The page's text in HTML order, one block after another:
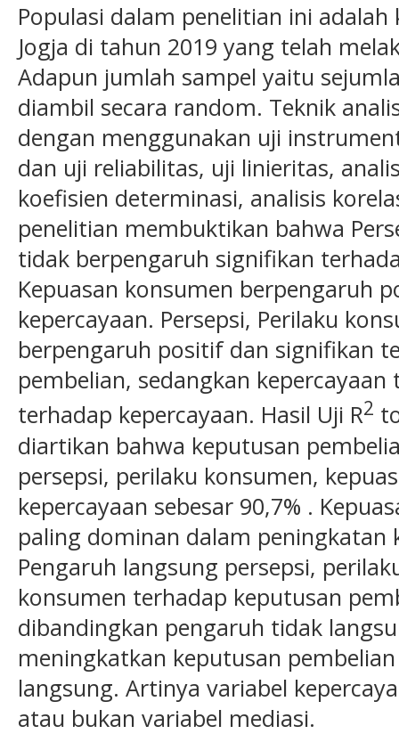
Populasi dalam penelitian ini
Jogja di tahun 2019 yang telah
Adapun jumlah sampel yaitu
diambil secara random. Teknik
dengan menggunakan uji
dan uji reliabilitas, uji linieritas,
koefisien determinasi, analisis
penelitian membuktikan bahwa
tidak berpengaruh signifikan
Kepuasan konsumen berpengaruh
kepercayaan. Persepsi, Perilaku
berpengaruh positif dan signifikan
pembelian, sedangkan
terhadap kepercayaan. Hasil Uji R2
diartikan bahwa keputusan
persepsi, perilaku konsumen,
kepercayaan sebesar 90,7% .
paling dominan dalam peningkatan
Pengaruh langsung persepsi,
konsumen terhadap keputusan
dibandingkan pengaruh tidak
meningkatkan keputusan
langsung. Artinya variabel
atau bukan variabel mediasi.